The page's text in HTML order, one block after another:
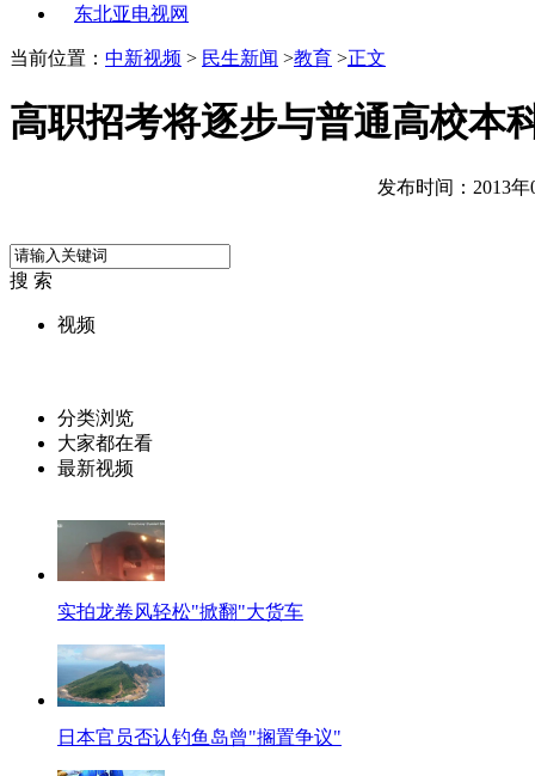
东北亚电视网
当前位置： 中新视频 > 民生新闻 >教育 >正文
高职招考将逐步与普通高校本
发布时间：2013年
搜 索
视频
分类浏览
大家都在看
最新视频
实拍龙卷风轻松"掀翻"大货车
日本官员否认钓鱼岛曾"搁置争议"